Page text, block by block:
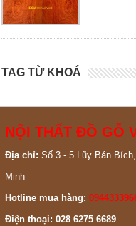
TAG TỪ KHOÁ
NỘI THẤT ĐỒ GỖ
Địa chỉ: Số 3 - 5 Lũy Bán
Minh
Hotline mua hàng:
Điện thoại: 028 6275 6689